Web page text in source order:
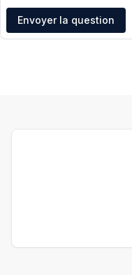
Adresse e-mail
Envoyer la question